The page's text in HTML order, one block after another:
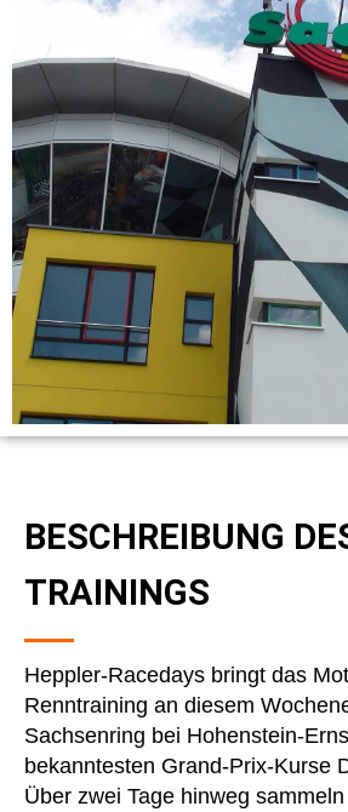
BESCHREIBUNG
TRAININGS
Heppler-Racedays bringt das
Renntraining an diesem
Sachsenring bei Hohenstein-
bekanntesten Grand-Prix-Kurse
Über zwei Tage hinweg